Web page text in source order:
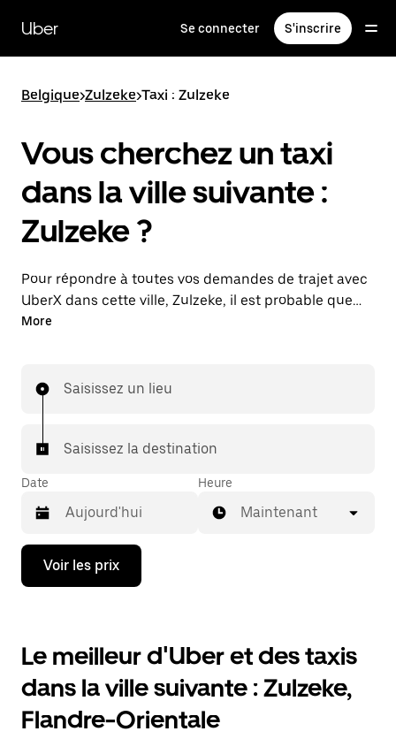
contenu
principal
Uber Se connecter S'inscrire
Belgique>Zulzeke>Taxi : Zulzeke
Vous cherchez un taxi
dans la ville suivante :
Zulzeke ?
Pour répondre à toutes vos demandes de trajet avec
UberX dans cette ville, Zulzeke, il est probable que
nous vous mettions en relation avec un chauffeur de
même disponibilité (24 h/24 et 7/j) qu'avec UberX.
More
Saisissez un lieu
Saisissez la destination
Date
Appuyez
la
bas
pour
ouvrir
le
calendrier
et
Heure
Maintenant
Voir les prix
Le meilleur d'Uber et des taxis
dans la ville suivante : Zulzeke,
Flandre-Orientale